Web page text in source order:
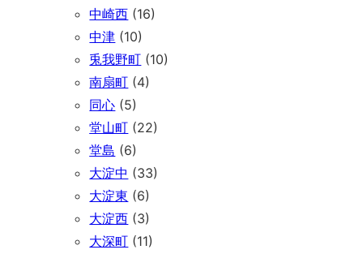
中崎西 (16)
中津 (10)
兎我野町 (10)
南扇町 (4)
同心 (5)
堂山町 (22)
堂島 (6)
大淀中 (33)
大淀東 (6)
大淀西 (3)
大深町 (11)